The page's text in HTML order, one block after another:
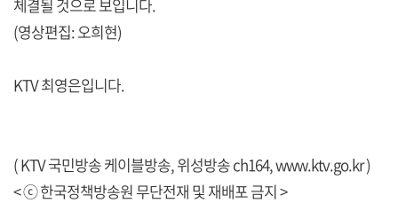
체결될 것으로 보입니다.
(영상편집: 오희현)
KTV 최영은입니다.
( KTV 국민방송 케이블방송, 위성방송 ch164,www.ktv.go.kr)
< ⓒ 한국정책방송원 무단전재 및 재배포 금지 >